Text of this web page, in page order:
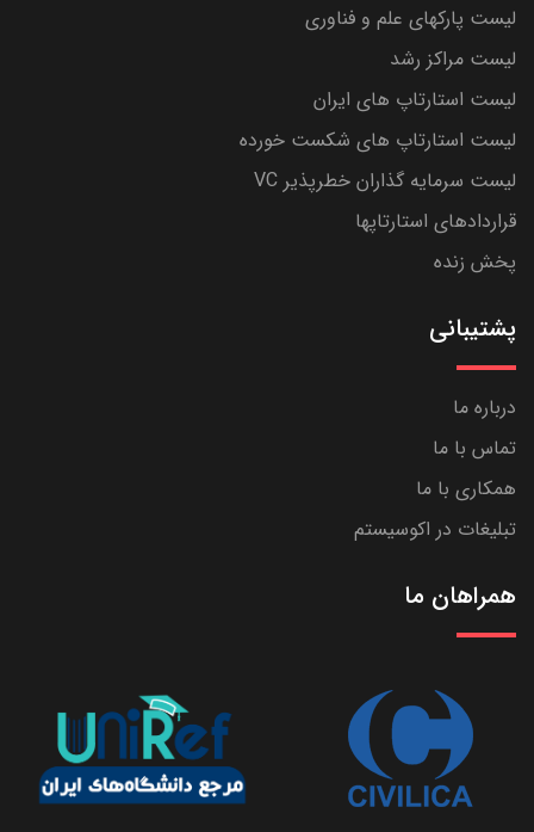
لیست پارکهای علم و فناوری
لیست مراکز رشد
لیست استارتاپ های ایران
لیست استارتاپ های شکست خورده
لیست سرمایه گذاران خطرپذیر VC
قراردادهای استارتاپها
پخش زنده
پشتیبانی
درباره ما
تماس با ما
همکاری با ما
تبلیغات در اکوسیستم
همراهان ما